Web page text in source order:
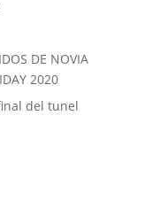
DE NOVIA
2020
del tunel